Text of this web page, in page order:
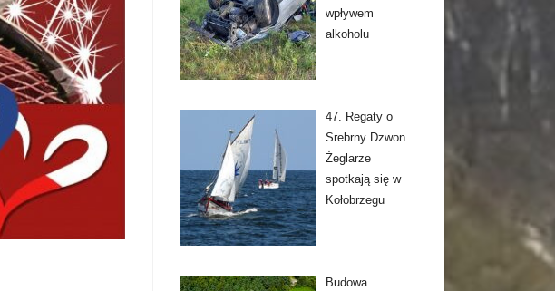
wpływem
alkoholu
47. Regaty o
Srebrny Dzwon.
Żeglarze
spotkają się w
Kołobrzegu
Budowa